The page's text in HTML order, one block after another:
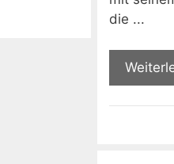
die ...